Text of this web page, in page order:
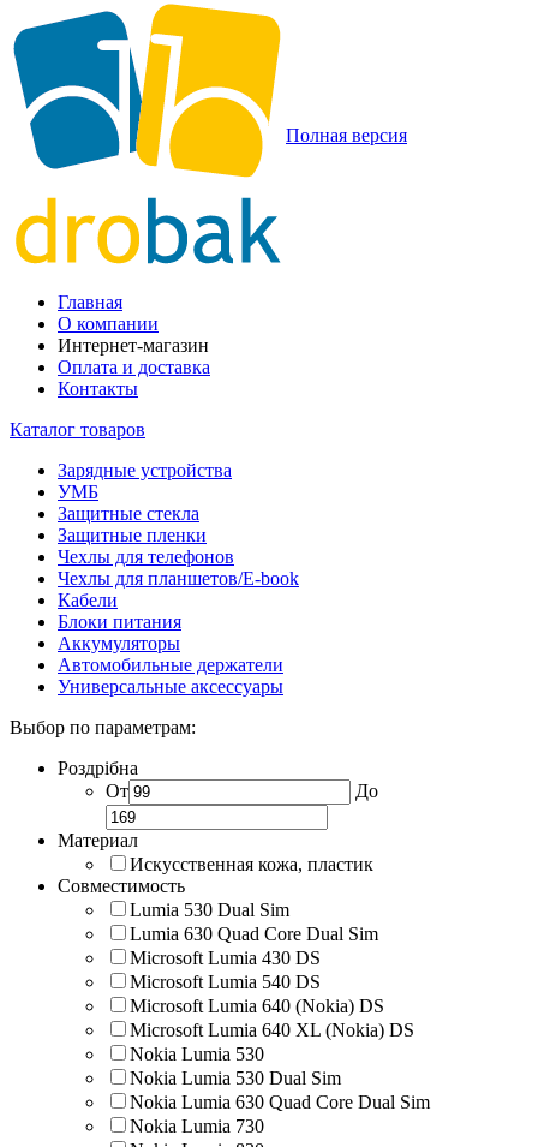
Полная версия
Главная
О компании
Интернет-магазин
Оплата и доставка
Контакты
Каталог товаров
Зарядные устройства
УМБ
Защитные стекла
Защитные пленки
Чехлы для телефонов
Чехлы для планшетов/E-book
Кабели
Блоки питания
Аккумуляторы
Автомобильные держатели
Универсальные аксессуары
Выбор по параметрам:
Роздрібна
От
До
Материал
Искусственная кожа, пластик
Совместимость
Lumia 530 Dual Sim
Lumia 630 Quad Core Dual Sim
Microsoft Lumia 430 DS
Microsoft Lumia 540 DS
Microsoft Lumia 640 (Nokia) DS
Microsoft Lumia 640 XL (Nokia) DS
Nokia Lumia 530
Nokia Lumia 530 Dual Sim
Nokia Lumia 630 Quad Core Dual Sim
Nokia Lumia 730